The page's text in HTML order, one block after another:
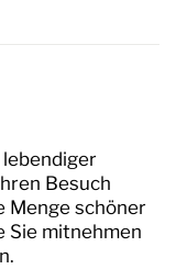
Besuch
Menge schöner
Sie mitnehmen